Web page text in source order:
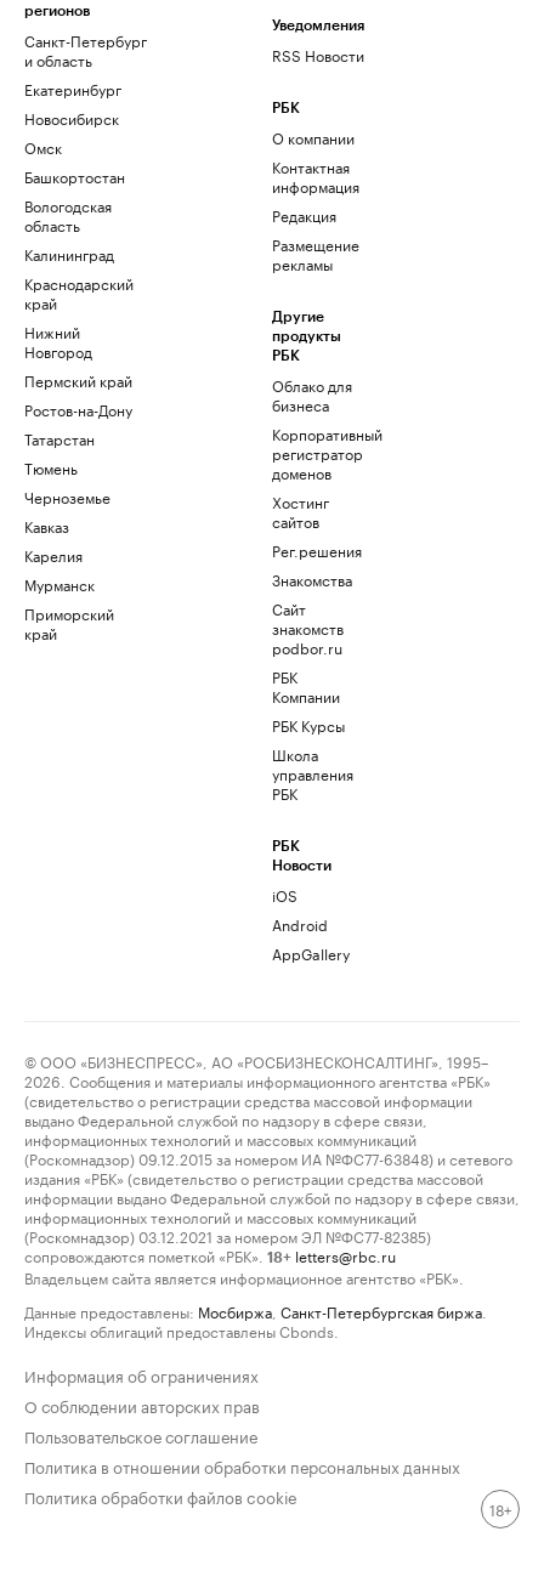
регионов
Санкт-Петербург
и область
Екатеринбург
Новосибирск
Омск
Башкортостан
Вологодская
область
Калининград
Краснодарский
край
Нижний
Новгород
Пермский край
Ростов-на-Дону
Татарстан
Тюмень
Черноземье
Кавказ
Карелия
Мурманск
Приморский
край
Уведомления
RSS Новости
РБК
О компании
Контактная
информация
Редакция
Размещение
рекламы
Другие
продукты
РБК
Облако для
бизнеса
Корпоративный
регистратор
доменов
Хостинг
сайтов
Рег.решения
Знакомства
Сайт
знакомств
podbor.ru
РБК
Компании
РБК Курсы
Школа
управления
РБК
РБК
Новости
iOS
Android
AppGallery
© ООО «БИЗНЕСПРЕСС», АО «РОСБИЗНЕСКОНСАЛТИНГ», 1995–
2026. Сообщения и материалы информационного агентства «РБК»
(свидетельство о регистрации средства массовой информации
выдано Федеральной службой по надзору в сфере связи,
информационных технологий и массовых коммуникаций
(Роскомнадзор) 09.12.2015 за номером ИА №ФС77-63848) и сетевого
издания «РБК» (свидетельство о регистрации средства массовой
информации выдано Федеральной службой по надзору в сфере связи,
информационных технологий и массовых коммуникаций
(Роскомнадзор) 03.12.2021 за номером ЭЛ №ФС77-82385)
сопровождаются пометкой «РБК».
18+ letters@rbc.ru
Владельцем сайта является информационное агентство «РБК».
Данные предоставлены: Мосбиржа Санкт-Петербургская биржа
Индексы облигаций предоставлены Cbonds.
Информация об ограничениях
О соблюдении авторских прав
Пользовательское соглашение
Политика в отношении обработки персональных данных
Политика обработки файлов cookie
18+